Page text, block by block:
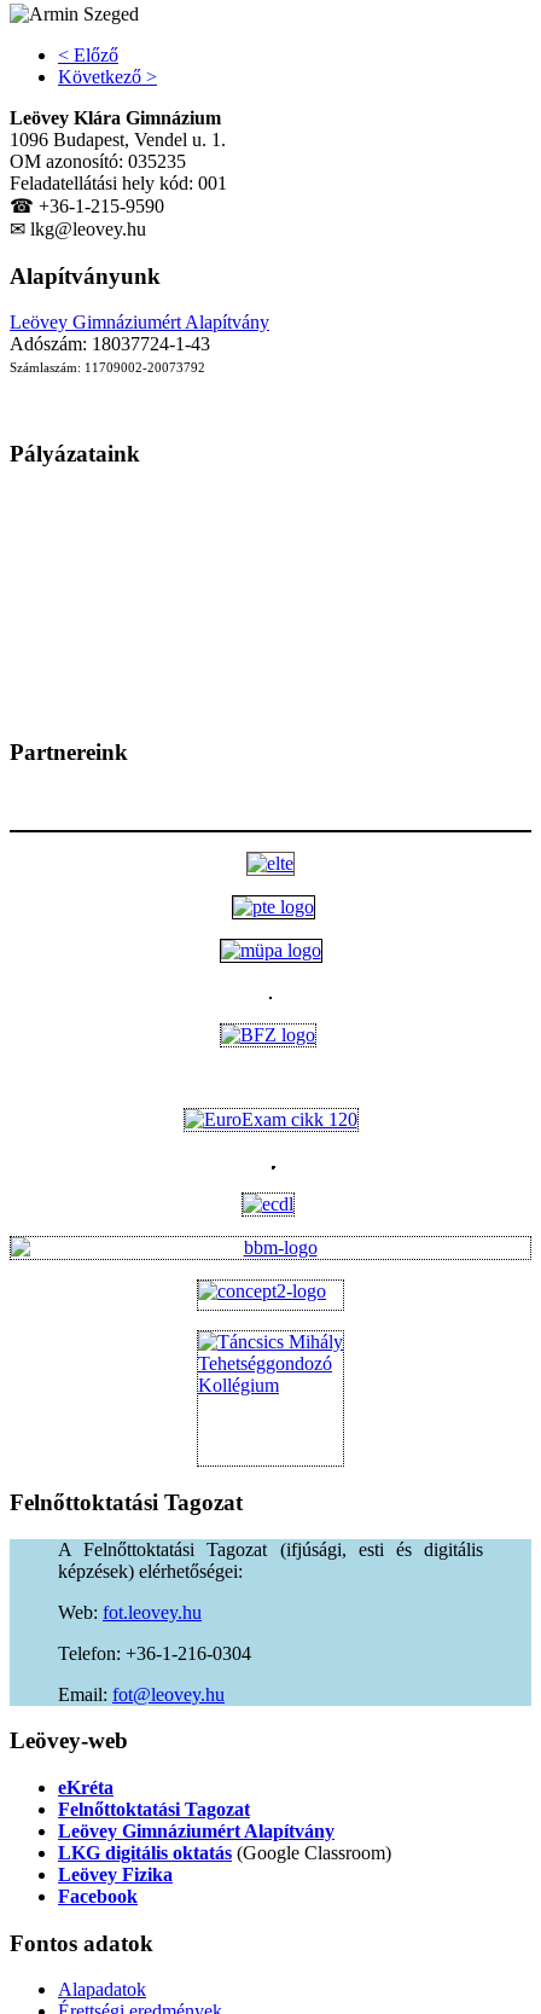
< Előző
Következő >
Leövey Klára Gimnázium
1096 Budapest, Vendel u. 1.
OM azonosító: 035235
Feladatellátási hely kód: 001
☎ +36-1-215-9590
✉ lkg@leovey.hu
Alapítványunk
Leövey Gimnáziumért Alapítvány
Adószám: 18037724-1-43
Számlaszám: 11709002-20073792
Pályázataink
Partnereink
Felnőttoktatási Tagozat
A Felnőttoktatási Tagozat (ifjúsági, esti és digitális
képzések) elérhetőségei:
Web: fot.leovey.hu
Telefon: +36-1-216-0304
Email:
uh.yevoel@t
of
Leövey-web
eKréta
Felnőttoktatási Tagozat
Leövey Gimnáziumért Alapítvány
LKG digitális oktatás (Google Classroom)
Leövey Fizika
Facebook
Fontos adatok
Alapadatok